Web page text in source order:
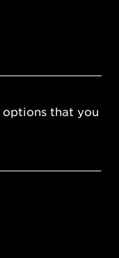
that you